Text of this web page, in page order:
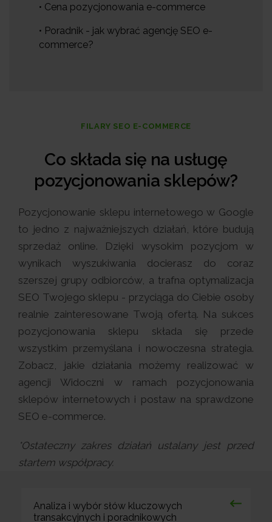
• Cena pozycjonowania e-commerce
• Poradnik - jak wybrać agencję SEO e-
commerce?
FILARY SEO E-COMMERCE
Co składa się na usługę
pozycjonowania sklepów?
Pozycjonowanie sklepu internetowego w Google
to jedno z najważniejszych działań, które budują
sprzedaż online. Dzięki wysokim pozycjom w
wynikach wyszukiwania docierasz do coraz
szerszej grupy odbiorców, a trafna optymalizacja
SEO Twojego sklepu - przyciąga do Ciebie osoby
realnie zainteresowane Twoją ofertą. Na sukces
pozycjonowania sklepu składa się przede
wszystkim przemyślana i nowoczesna strategia.
Zobacz, jakie działania możemy realizować w
agencji Widoczni w ramach pozycjonowania
sklepów internetowych i postaw na sprawdzone
SEO e-commerce.
*Ostateczny zakres działań ustalany jest przed
startem współpracy.
Analiza i wybór słów kluczowych
transakcyjnych i poradnikowych